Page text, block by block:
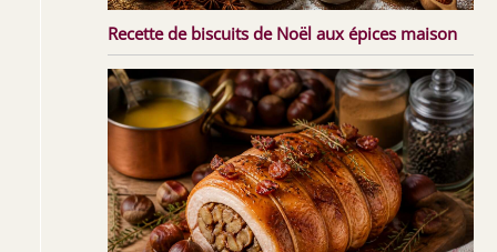
Recette de biscuits de Noël aux épices maison